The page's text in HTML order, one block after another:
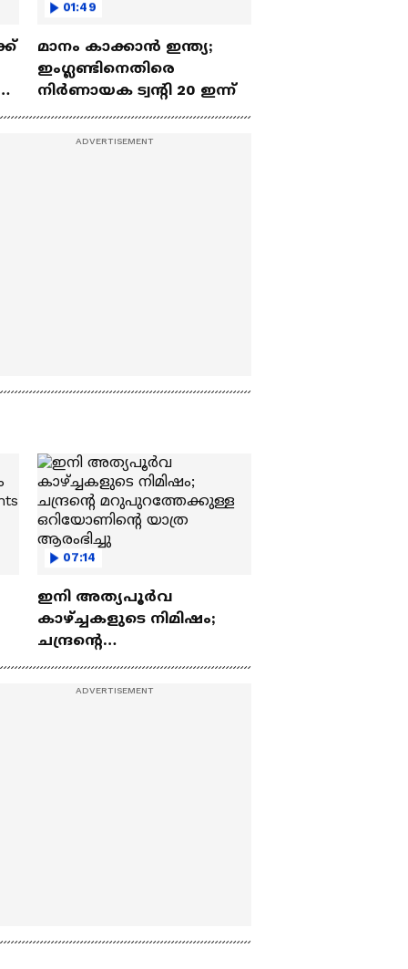
01:49
മാനം കാക്കാൻ ഇന്ത്യ;
ഇംഗ്ലണ്ടിനെതിരെ
നിർണായക ട്വന്റി 20 ഇന്ന്
07:14
ഇനി അത്യപൂര്‍വ
കാഴ്ച്ചകളുടെ നിമിഷം;
ചന്ദ്രന്റെ